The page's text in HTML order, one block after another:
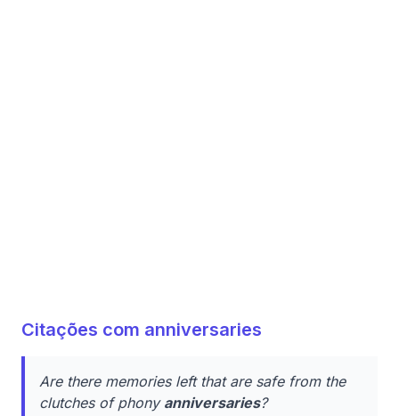
Citações com anniversaries
Are there memories left that are safe from the
clutches of phony anniversaries?